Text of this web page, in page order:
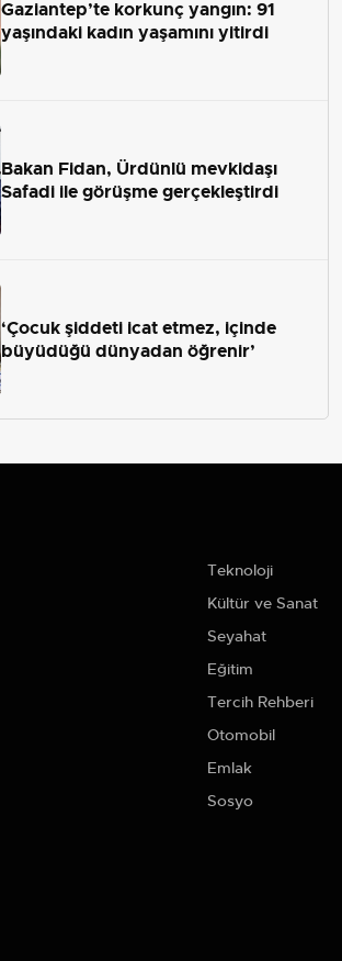
Gaziantep’te korkunç yangın: 91
yaşındaki kadın yaşamını yitirdi
Bakan Fidan, Ürdünlü mevkidaşı
Safadi ile görüşme gerçekleştirdi
‘Çocuk şiddeti icat etmez, içinde
büyüdüğü dünyadan öğrenir’
Teknoloji
Kültür ve Sanat
Seyahat
Eğitim
Tercih Rehberi
Otomobil
Emlak
Sosyo